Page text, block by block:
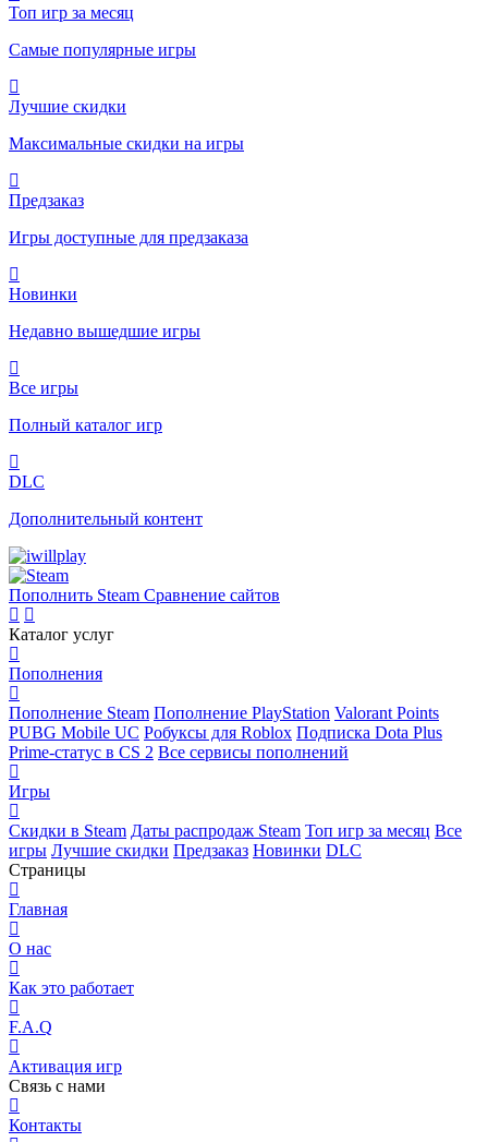
Топ игр за месяц
Самые популярные игры
Лучшие скидки
Максимальные скидки на игры
Предзаказ
Игры доступные для предзаказа
Новинки
Недавно вышедшие игры
Все игры
Полный каталог игр
DLC
Дополнительный контент
Пополнить Steam Сравнение сайтов
Каталог услуг
Пополнения
Пополнение Steam Пополнение PlayStation Valorant Points
PUBG Mobile UC Робуксы для Roblox Подписка Dota Plus
Prime-статус в CS 2 Все сервисы пополнений
Игры
Скидки в Steam Даты распродаж Steam Топ игр за месяц Все
игры Лучшие скидки Предзаказ Новинки DLC
Страницы
Главная
О нас
Как это работает
F.A.Q
Активация игр
Связь с нами
Контакты